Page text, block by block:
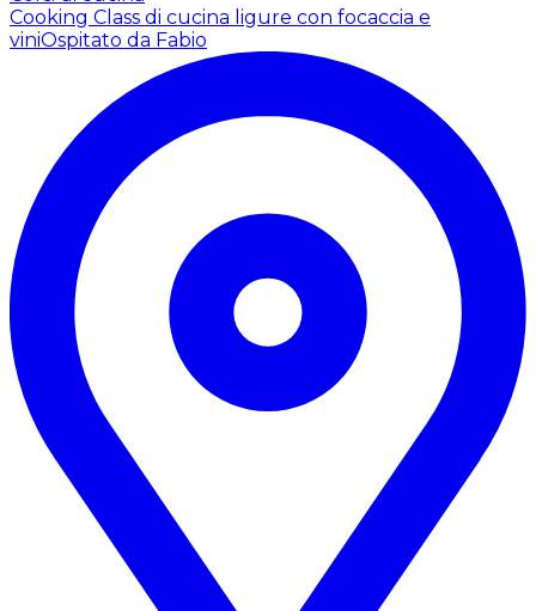
Cooking Class di cucina ligure con focaccia e
viniOspitato da Fabio